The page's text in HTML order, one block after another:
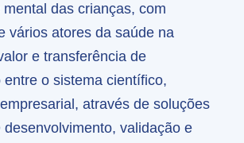
das crianças, com
vários atores da saúde na
e transferência de
entre o sistema científico,
através de soluções
desenvolvimento, validação e